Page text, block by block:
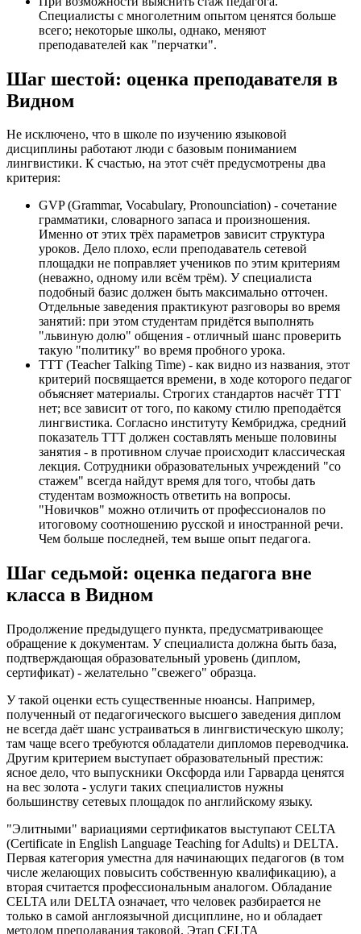
Специалисты с многолетним опытом ценятся больше
всего; некоторые школы, однако, меняют
преподавателей как "перчатки".
Шаг шестой: оценка преподавателя в
Видном
Не исключено, что в школе по изучению языковой
дисциплины работают люди с базовым пониманием
лингвистики. К счастью, на этот счёт предусмотрены два
критерия:
GVP (Grammar, Vocabulary, Pronounciation) - сочетание
грамматики, словарного запаса и произношения.
Именно от этих трёх параметров зависит структура
уроков. Дело плохо, если преподаватель сетевой
площадки не поправляет учеников по этим критериям
(неважно, одному или всём трём). У специалиста
подобный базис должен быть максимально отточен.
Отдельные заведения практикуют разговоры во время
занятий: при этом студентам придётся выполнять
"львиную долю" общения - отличный шанс проверить
такую "политику" во время пробного урока.
TTT (Teacher Talking Time) - как видно из названия, этот
критерий посвящается времени, в ходе которого педагог
объясняет материалы. Строгих стандартов насчёт TTT
нет; все зависит от того, по какому стилю преподаётся
лингвистика. Согласно институту Кембриджа, средний
показатель TTT должен составлять меньше половины
занятия - в противном случае происходит классическая
лекция. Сотрудники образовательных учреждений "со
стажем" всегда найдут время для того, чтобы дать
студентам возможность ответить на вопросы.
"Новичков" можно отличить от профессионалов по
итоговому соотношению русской и иностранной речи.
Чем больше последней, тем выше опыт педагога.
Шаг седьмой: оценка педагога вне
класса в Видном
Продолжение предыдущего пункта, предусматривающее
обращение к документам. У специалиста должна быть база,
подтверждающая образовательный уровень (диплом,
сертификат) - желательно "свежего" образца.
У такой оценки есть существенные нюансы. Например,
полученный от педагогического высшего заведения диплом
не всегда даёт шанс устраиваться в лингвистическую школу;
там чаще всего требуются обладатели дипломов переводчика.
Другим критерием выступает образовательный престиж:
ясное дело, что выпускники Оксфорда или Гарварда ценятся
на вес золота - услуги таких специалистов нужны
большинству сетевых площадок по английскому языку.
"Элитными" вариациями сертификатов выступают CELTA
(Certificate in English Language Teaching for Adults) и DELTA.
Первая категория уместна для начинающих педагогов (в том
числе желающих повысить собственную квалификацию), а
вторая считается профессиональным аналогом. Обладание
CELTA или DELTA означает, что человек разбирается не
только в самой англоязычной дисциплине, но и обладает
методом преподавания таковой. Этап CELTA